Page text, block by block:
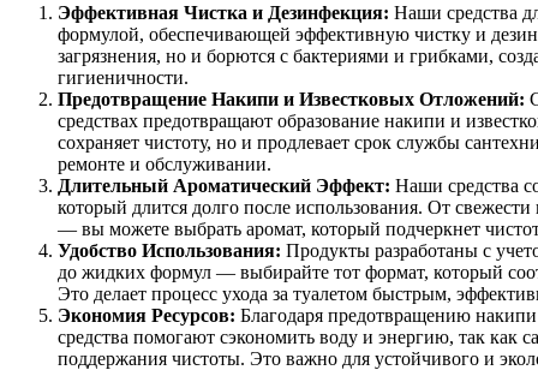
Эффективная Чистка и Дезинфекция: Наши средства
формулой, обеспечивающей эффективную чистку и
загрязнения, но и борются с бактериями и грибками,
гигиеничности.
Предотвращение Накипи и Известковых Отложений:
средствах предотвращают образование накипи и
сохраняет чистоту, но и продлевает срок службы
ремонте и обслуживании.
Длительный Ароматический Эффект: Наши средства
который длится долго после использования. От
— вы можете выбрать аромат, который подчеркнет
Удобство Использования: Продукты разработаны с
до жидких формул — выбирайте тот формат, который
Это делает процесс ухода за туалетом быстрым,
Экономия Ресурсов: Благодаря предотвращению
средства помогают сэкономить воду и энергию, так как
поддержания чистоты. Это важно для устойчивого и